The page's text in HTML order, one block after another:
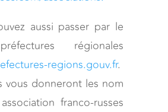
aussi passer par le
régionales
regions.gouv.fr.
vous donneront les nom
franco-russes